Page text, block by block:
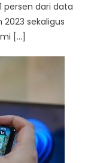
persen dari data
sekaligus
[…]